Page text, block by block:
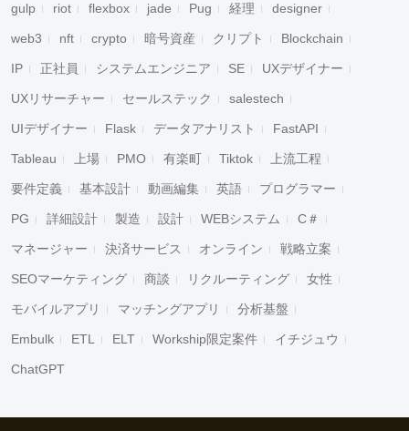
gulp riot flexbox jade Pug 経理 designer
web3 nft crypto 暗号資産 クリプト Blockchain
IP 正社員 システムエンジニア SE UXデザイナー
UXリサーチャー セールステック salestech
UIデザイナー Flask データアナリスト FastAPI
Tableau 上場 PMO 有楽町 Tiktok 上流工程
要件定義 基本設計 動画編集 英語 プログラマー
PG 詳細設計 製造 設計 WEBシステム C＃
マネージャー 決済サービス オンライン 戦略立案
SEOマーケティング 商談 リクルーティング 女性
モバイルアプリ マッチングアプリ 分析基盤
Embulk ETL ELT Workship限定案件 イチジュウ
ChatGPT